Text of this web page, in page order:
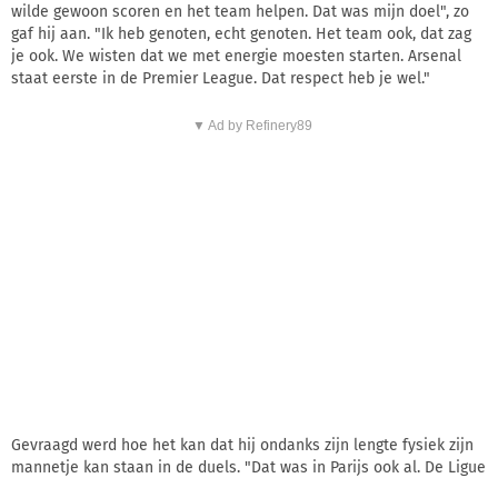
wilde gewoon scoren en het team helpen. Dat was mijn doel", zo
gaf hij aan. "Ik heb genoten, echt genoten. Het team ook, dat zag
je ook. We wisten dat we met energie moesten starten. Arsenal
staat eerste in de Premier League. Dat respect heb je wel."
▼ Ad by Refinery89
Gevraagd werd hoe het kan dat hij ondanks zijn lengte fysiek zijn
mannetje kan staan in de duels. "Dat was in Parijs ook al. De Ligue